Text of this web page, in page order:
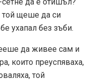
той щеше да си
ухапал без зъби.
да живее сам и
които преуспяваха,
той